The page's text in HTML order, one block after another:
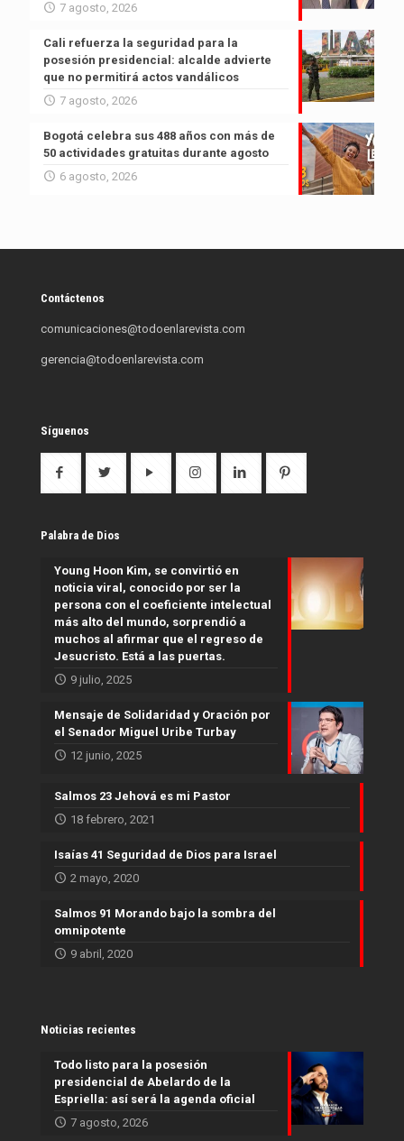
7 agosto, 2026
Cali refuerza la seguridad para la
posesión presidencial: alcalde advierte
que no permitirá actos vandálicos
7 agosto, 2026
Bogotá celebra sus 488 años con más de
50 actividades gratuitas durante agosto
6 agosto, 2026
Contáctenos
comunicaciones@todoenlarevista.com
gerencia@todoenlarevista.com
Síguenos
Palabra de Dios
Young Hoon Kim, se convirtió en
noticia viral, conocido por ser la
persona con el coeficiente intelectual
más alto del mundo, sorprendió a
muchos al afirmar que el regreso de
Jesucristo. Está a las puertas.
9 julio, 2025
Mensaje de Solidaridad y Oración por
el Senador Miguel Uribe Turbay
12 junio, 2025
Salmos 23 Jehová es mi Pastor
18 febrero, 2021
Isaías 41 Seguridad de Dios para Israel
2 mayo, 2020
Salmos 91 Morando bajo la sombra del
omnipotente
9 abril, 2020
Noticias recientes
Todo listo para la posesión
presidencial de Abelardo de la
Espriella: así será la agenda oficial
7 agosto, 2026